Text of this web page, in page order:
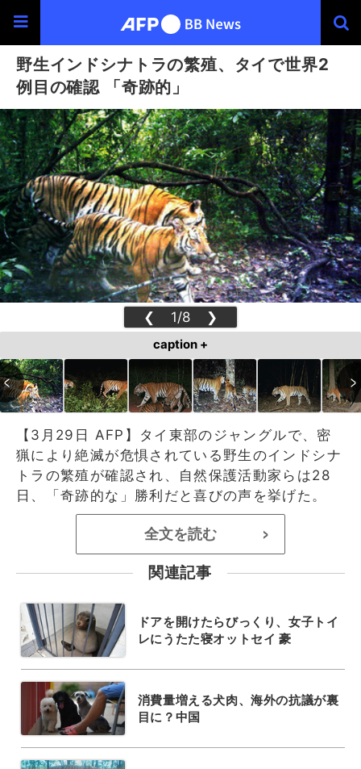
野生インドシナトラの繁殖、タイで世界2
例目の確認 「奇跡的」
❮ 1/8 ❯
caption +
【3月29日 AFP】タイ東部のジャングルで、密
猟により絶滅が危惧されている野生のインドシナ
トラの繁殖が確認され、自然保護活動家らは28
日、「奇跡的な」勝利だと喜びの声を挙げた。
全文を読む >
関連記事
ドアを開けたらびっくり、女子トイ
レにうたた寝オットセイ 豪
消費量増える犬肉、海外の抗議が裏
目に？中国